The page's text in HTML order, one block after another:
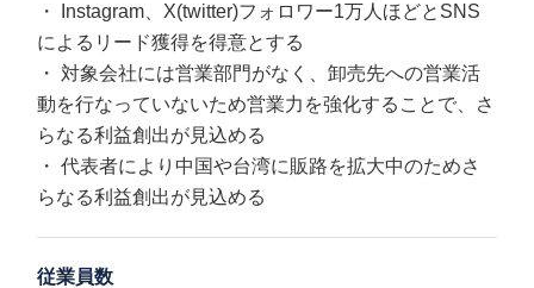
・ Instagram、X(twitter)フォロワー1万人ほどとSNS
によるリード獲得を得意とする
・ 対象会社には営業部門がなく、卸売先への営業活
動を行なっていないため営業力を強化することで、さ
らなる利益創出が見込める
・ 代表者により中国や台湾に販路を拡大中のためさ
らなる利益創出が見込める
従業員数